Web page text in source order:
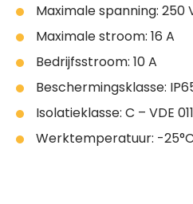
Maximale spanning: 250
Maximale stroom: 16 A
Bedrijfsstroom: 10 A
Beschermingsklasse:
Isolatieklasse: C – VDE
Werktemperatuur: -